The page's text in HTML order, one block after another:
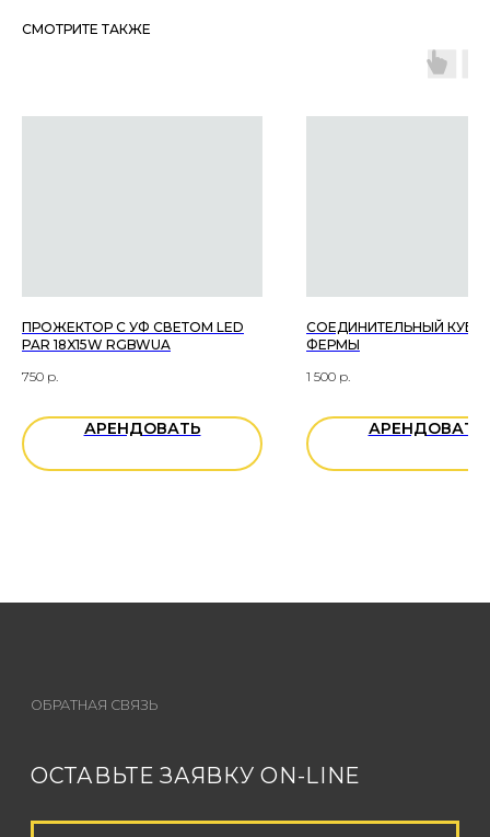
СМОТРИТЕ ТАКЖЕ
ПРОЖЕКТОР С УФ СВЕТОМ LED
PAR 18X15W RGBWUA
750 р.
АРЕНДОВАТЬ
СОЕДИНИТЕЛЬНЫЙ КУБ
ФЕРМЫ
1 500 р.
АРЕНДОВАТЬ
+7 (926) 162-79-34
КОНТАКТЫ
Вы даете согласие на обработкуперсональных данных